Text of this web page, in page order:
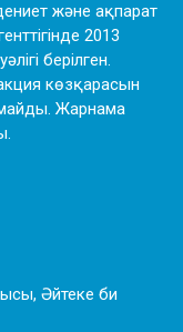
және ақпарат
2013
берілген.
көзқарасын
Жарнама
Әйтеке би